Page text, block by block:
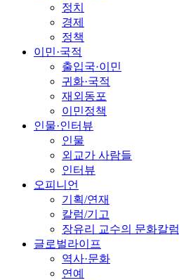
정치
경제
정책
이민·국적
출입국·이민
귀화·국적
재외동포
이민정책
인물·인터뷰
인물
외교가 사람들
인터뷰
오피니언
기획/연재
칼럼/기고
장유리 교수의 문화칼럼
글로벌라이프
역사·문화
연예